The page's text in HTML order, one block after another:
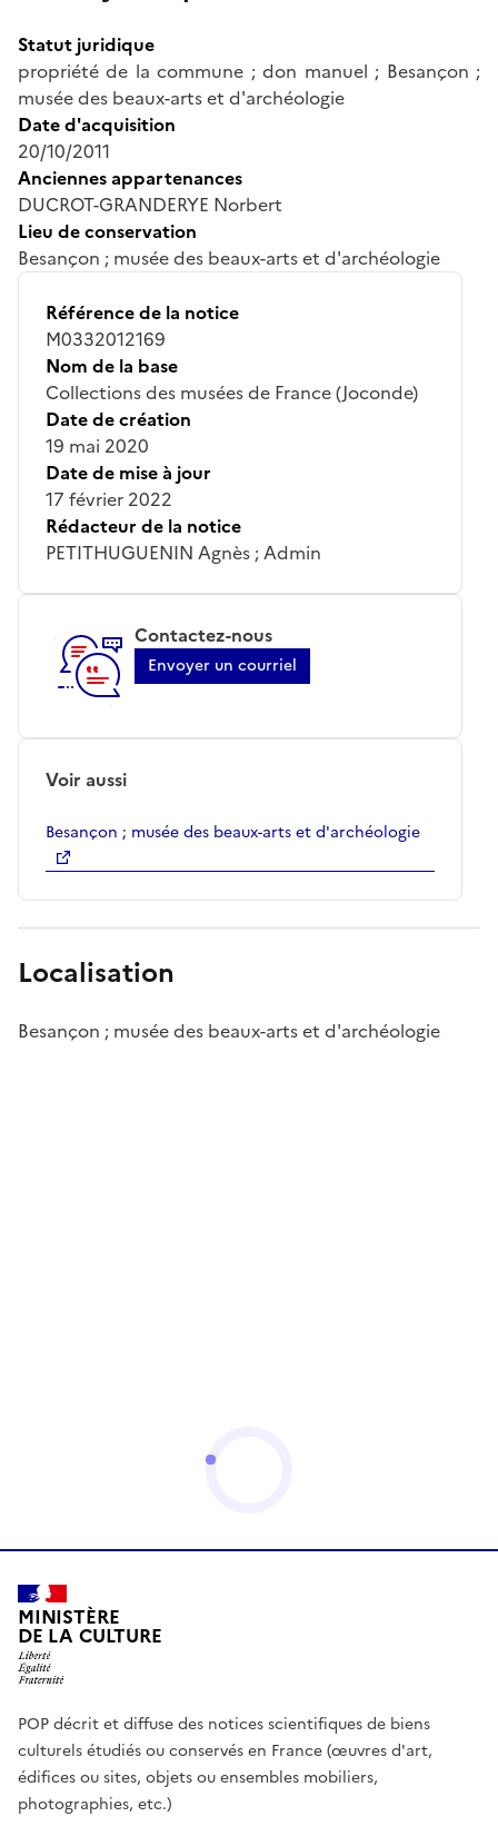
Statut juridique
propriété de la commune ; don manuel ; Besançon ;
musée des beaux-arts et d'archéologie
Date d'acquisition
20/10/2011
Anciennes appartenances
DUCROT-GRANDERYE Norbert
Lieu de conservation
Besançon ; musée des beaux-arts et d'archéologie
Référence de la notice
M0332012169
Nom de la base
Collections des musées de France (Joconde)
Date de création
19 mai 2020
Date de mise à jour
17 février 2022
Rédacteur de la notice
PETITHUGUENIN Agnès ; Admin
Contactez-nous
Envoyer un courriel
Voir aussi
Besançon ; musée des beaux-arts et d'archéologie
Localisation
Besançon ; musée des beaux-arts et d'archéologie
MINISTÈRE
DE LA CULTURE
POP décrit et diffuse des notices scientifiques de biens
culturels étudiés ou conservés en France (œuvres d'art,
édifices ou sites, objets ou ensembles mobiliers,
photographies, etc.)